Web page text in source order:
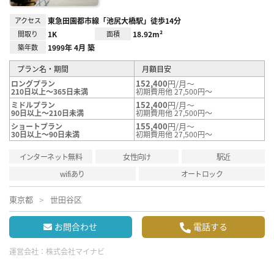
アクセス 東急田園都市線「池尻大橋駅」徒歩14分
間取り 1K 面積 18.92m²
築年数 1999年 4月 築
プラン名・期間
月額目安
ロングプラン
210日以上～365日未満
152,400円/月～
初期費用他 27,500円～
ミドルプラン
90日以上～210日未満
152,400円/月～
初期費用他 27,500円～
ショートプラン
30日以上～90日未満
155,400円/月～
初期費用他 27,500円～
インターネット無料 女性向け
駅近
wifiあり
オートロック
東京都 世田谷区
お問合わせ 電話する
運営会社： 株式会社マイナビ